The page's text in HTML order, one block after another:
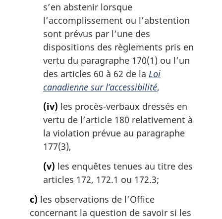
s’en abstenir lorsque
l’accomplissement ou l’abstention
sont prévus par l’une des
dispositions des règlements pris en
vertu du paragraphe 170(1) ou l’un
des articles 60 à 62 de la Loi
canadienne sur l’accessibilité,
(iv) les procès-verbaux dressés en
vertu de l’article 180 relativement à
la violation prévue au paragraphe
177(3),
(v) les enquêtes tenues au titre des
articles 172, 172.1 ou 172.3;
c) les observations de l’Office
concernant la question de savoir si les